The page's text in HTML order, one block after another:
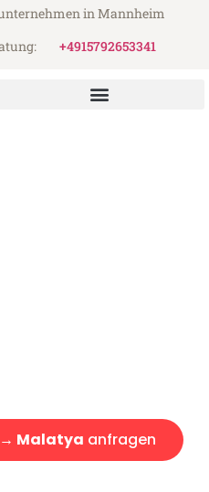
in Mannheim
+4915792653341
Malatya anfragen